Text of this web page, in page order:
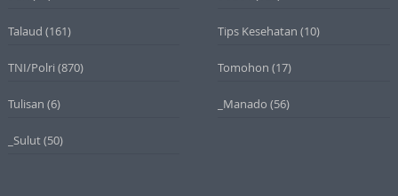
Talaud (161) Tips Kesehatan (10)
TNI/Polri (870) Tomohon (17)
Tulisan (6) _Manado (56)
_Sulut(50)